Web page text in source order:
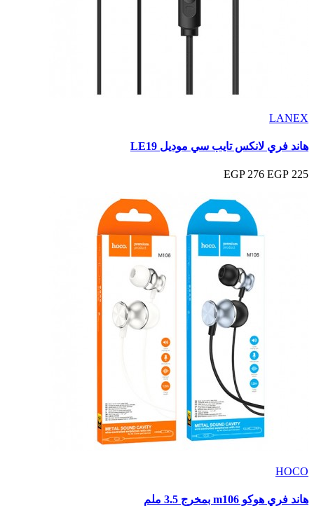
LANEX
هاند فري لانكس تايب سي موديل LE19
225 EGP
276 EGP
HOCO
هاند فري هوكو m106 بمخرج 3.5 ملم